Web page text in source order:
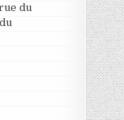
du